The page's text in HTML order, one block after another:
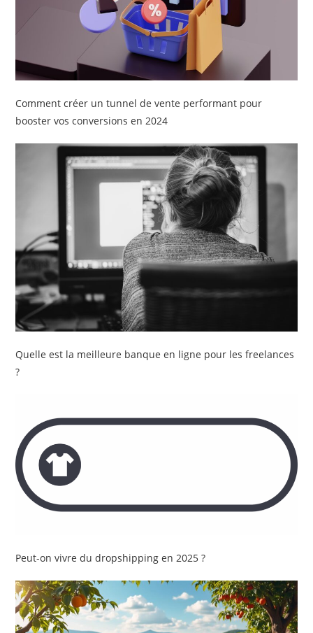
Comment créer un tunnel de vente performant pour
booster vos conversions en 2024
Quelle est la meilleure banque en ligne pour les freelances
?
Peut-on vivre du dropshipping en 2025 ?